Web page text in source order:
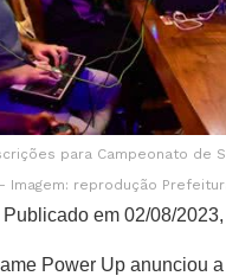
para Campeonato de
Imagem: reprodução
Publicado em 02/08/
Power Up anunciou